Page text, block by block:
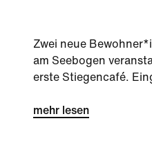
Zwei neue
am Seebogen
erste Stiegencafé.
mehr lesen